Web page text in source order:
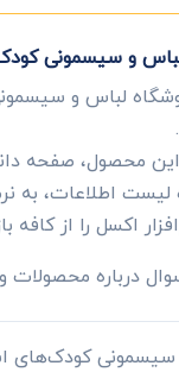
و سیسمونی
لباس و
محصول، صفحه
اطلاعات، به
اکسل را از کافه
درباره
سیسمونی کودک‌های